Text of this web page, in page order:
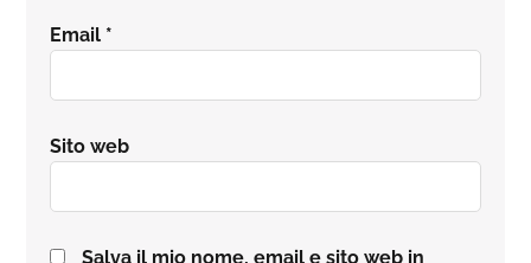
Email *
Sito web
Salva il mio nome, email e sito web in